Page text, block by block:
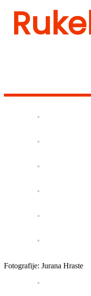
Fotografije: Jurana Hraste